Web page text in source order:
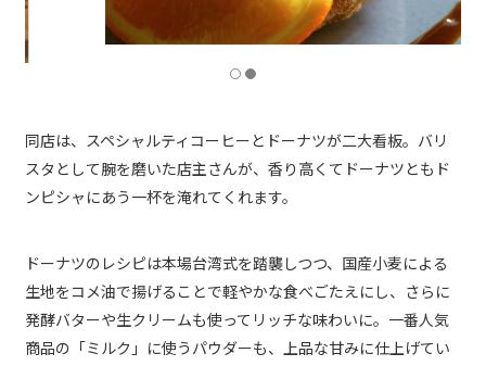
同店は、スペシャルティコーヒーとドーナツが二大看板。バリ
スタとして腕を磨いた店主さんが、香り高くてドーナツともド
ンピシャにあう一杯を淹れてくれます。
ドーナツのレシピは本場台湾式を踏襲しつつ、国産小麦による
生地をコメ油で揚げることで軽やかな食べごたえにし、さらに
発酵バターや生クリームも使ってリッチな味わいに。一番人気
商品の「ミルク」に使うパウダーも、上品な甘みに仕上げてい